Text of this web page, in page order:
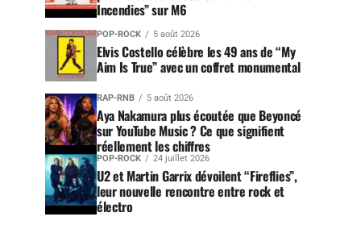
Incendies” sur M6
POP-ROCK 5 août 2026
Elvis Costello célèbre les 49 ans de “My
Aim Is True” avec un coffret monumental
RAP-RNB 5 août 2026
Aya Nakamura plus écoutée que Beyoncé
sur YouTube Music ? Ce que signifient
réellement les chiffres
POP-ROCK 24 juillet 2026
U2 et Martin Garrix dévoilent “Fireflies”,
leur nouvelle rencontre entre rock et
électro